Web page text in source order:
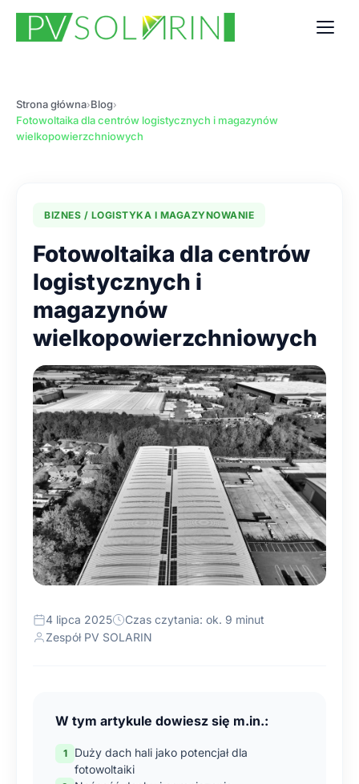
Strona główna›Blog›
Fotowoltaika dla centrów logistycznych i magazynów
wielkopowierzchniowych
BIZNES / LOGISTYKA I MAGAZYNOWANIE
Fotowoltaika dla centrów
logistycznych i
magazynów
wielkopowierzchniowych
4 lipca 2025
Czas czytania: ok. 9 minut
Zespół PV SOLARIN
W tym artykule dowiesz się m.in.:
Duży dach hali jako potencjał dla
fotowoltaiki